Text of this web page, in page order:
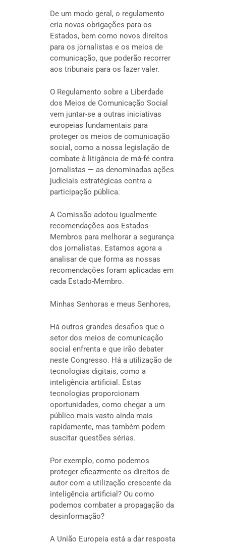
De um modo geral, o regulamento
cria novas obrigações para os
Estados, bem como novos direitos
para os jornalistas e os meios de
comunicação, que poderão recorrer
aos tribunais para os fazer valer.
O Regulamento sobre a Liberdade
dos Meios de Comunicação Social
vem juntar-se a outras iniciativas
europeias fundamentais para
proteger os meios de comunicação
social, como a nossa legislação de
combate à litigância de má-fé contra
jornalistas — as denominadas ações
judiciais estratégicas contra a
participação pública.
A Comissão adotou igualmente
recomendações aos Estados-
Membros para melhorar a segurança
dos jornalistas. Estamos agora a
analisar de que forma as nossas
recomendações foram aplicadas em
cada Estado-Membro.
Minhas Senhoras e meus Senhores,
Há outros grandes desafios que o
setor dos meios de comunicação
social enfrenta e que irão debater
neste Congresso. Há a utilização de
tecnologias digitais, como a
inteligência artificial. Estas
tecnologias proporcionam
oportunidades, como chegar a um
público mais vasto ainda mais
rapidamente, mas também podem
suscitar questões sérias.
Por exemplo, como podemos
proteger eficazmente os direitos de
autor com a utilização crescente da
inteligência artificial? Ou como
podemos combater a propagação da
desinformação?
A União Europeia está a dar resposta